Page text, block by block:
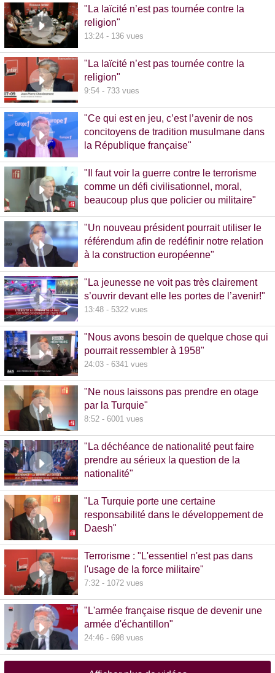
"La laïcité n’est pas tournée contre la
religion"
13:24 - 136 vues
"La laïcité n’est pas tournée contre la
religion"
9:54 - 733 vues
"Ce qui est en jeu, c’est l’avenir de nos
concitoyens de tradition musulmane dans
la République française"
"Il faut voir la guerre contre le terrorisme
comme un défi civilisationnel, moral,
beaucoup plus que policier ou militaire"
"Un nouveau président pourrait utiliser le
référendum afin de redéfinir notre relation
à la construction européenne"
"La jeunesse ne voit pas très clairement
s’ouvrir devant elle les portes de l’avenir!"
13:48 - 5322 vues
"Nous avons besoin de quelque chose qui
pourrait ressembler à 1958"
24:03 - 6341 vues
"Ne nous laissons pas prendre en otage
par la Turquie"
8:52 - 6001 vues
"La déchéance de nationalité peut faire
prendre au sérieux la question de la
nationalité"
"La Turquie porte une certaine
responsabilité dans le développement de
Daesh"
Terrorisme : "L'essentiel n'est pas dans
l'usage de la force militaire"
7:32 - 1072 vues
"L'armée française risque de devenir une
armée d'échantillon"
24:46 - 698 vues